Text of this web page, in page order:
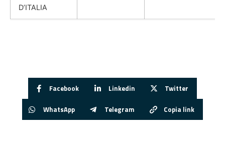
D’ITALIA
Facebook Linkedin Twitter
WhatsApp Telegram Copia link